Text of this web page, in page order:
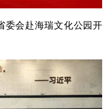
委会赴海瑞文化公园开